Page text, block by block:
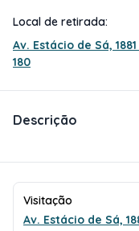
Local de retirada:
Av. Estácio de Sá,
180
Descrição
Visitação
Av. Estácio de Sá,